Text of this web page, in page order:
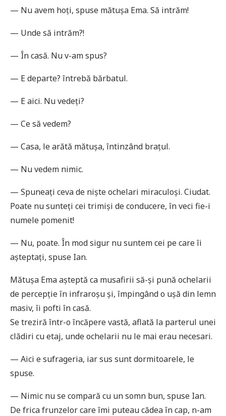
— Nu avem hoți, spuse mătușa Ema. Să intrăm!
— Unde să intrăm?!
— În casă. Nu v-am spus?
— E departe? întrebă bărbatul.
— E aici. Nu vedeți?
— Ce să vedem?
— Casa, le arătă mătușa, întinzând brațul.
— Nu vedem nimic.
— Spuneați ceva de niște ochelari miraculoși. Ciudat.
Poate nu sunteți cei trimiși de conducere, în veci fie-i
numele pomenit!
— Nu, poate. În mod sigur nu suntem cei pe care îi
așteptați, spuse Ian.
Mătușa Ema așteptă ca musafirii să-și pună ochelarii
de percepție în infraroșu și, împingând o ușă din lemn
masiv, îi pofti în casă.
Se treziră într-o încăpere vastă, aflată la parterul unei
clădiri cu etaj, unde ochelarii nu le mai erau necesari.
— Aici e sufrageria, iar sus sunt dormitoarele, le
spuse.
— Nimic nu se compară cu un somn bun, spuse Ian.
De frica frunzelor care îmi puteau cădea în cap, n-am